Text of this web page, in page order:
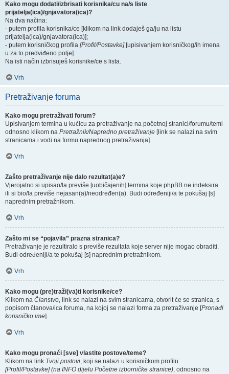
Kako mogu dodati/izbrisati korisnika/cu na/s liste
prijatelja(ica)/gnjavatora(ica)?
Na dva načina:
- putem profila korisnika/ce [klikom na link dodaješ ga/ju na listu
prijatelja(ica)/gnjavatora(ica)];
- putem korisničkog profila [Profil/Postavke][upisivanjem korisničkog/ih imena
u za to predviđeno polje].
Na isti način izbrisuješ korisnike/ce s lista.
Vrh
Pretraživanje foruma
Kako mogu pretraživati forum?
Upisivanjem termina u kućicu za pretraživanje na početnoj stranici/forumu/temi
odnosno klikom na Pretražnik/Napredno pretraživanje [link se nalazi na svim
stranicama i vodi na formu naprednog pretraživanja].
Vrh
Zašto pretraživanje nije dalo rezultat(a)e?
Vjerojatno si upisao/la previše [uobičajenih] termina koje phpBB ne indeksira
ili si bio/la previše nejasan(a)/neodređen(a). Budi određeniji/a te pokušaj [s]
naprednim pretražnikom.
Vrh
Zašto mi se “pojavila” prazna stranica?
Pretraživanje je rezultiralo s previše rezultata koje server nije mogao obraditi.
Budi određeniji/a te pokušaj [s] naprednim pretražnikom.
Vrh
Kako mogu (pre)traži(va)ti korisnike/ce?
Klikom na Članstvo, link se nalazi na svim stranicama, otvorit će se stranica, s
popisom članova/ica foruma, na kojoj se nalazi forma za pretraživanje [Pronađi
korisničko ime].
Vrh
Kako mogu pronaći [sve] vlastite postove/teme?
Klikom na link Tvoji postovi, koji se nalazi u korisničkom profilu
[Profil/Postavke] (na INFO dijelu Početne izborničke stranice), odnosno na